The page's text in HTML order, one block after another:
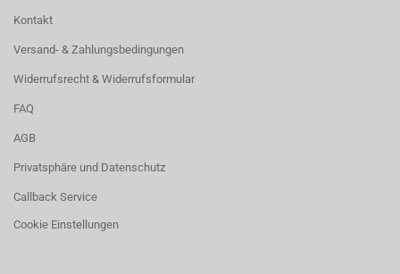
Kontakt
Versand- & Zahlungsbedingungen
Widerrufsrecht & Widerrufsformular
FAQ
AGB
Privatsphäre und Datenschutz
Callback Service
Cookie Einstellungen